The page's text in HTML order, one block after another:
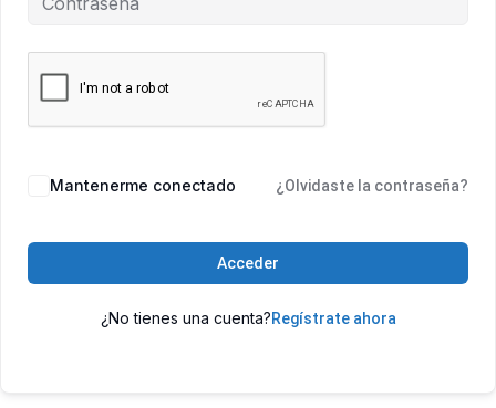
Mantenerme conectado ¿Olvidaste la contraseña?
Acceder
¿No tienes una cuenta?Regístrate ahora